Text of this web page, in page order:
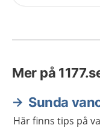
Mer på
Sunda
Här finns tips på